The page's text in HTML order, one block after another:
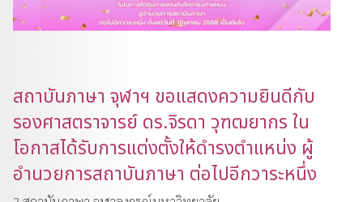
สถาบันภาษา จุฬาฯ ขอแสดงความยินดีกับ
รองศาสตราจารย์ ดร.จิรดา วุฑฒยากร ใน
โอกาสได้รับการแต่งตั้งให้ดำรงตำแหน่ง ผู้
อำนวยการสถาบันภาษา ต่อไปอีกวาระหนึ่ง